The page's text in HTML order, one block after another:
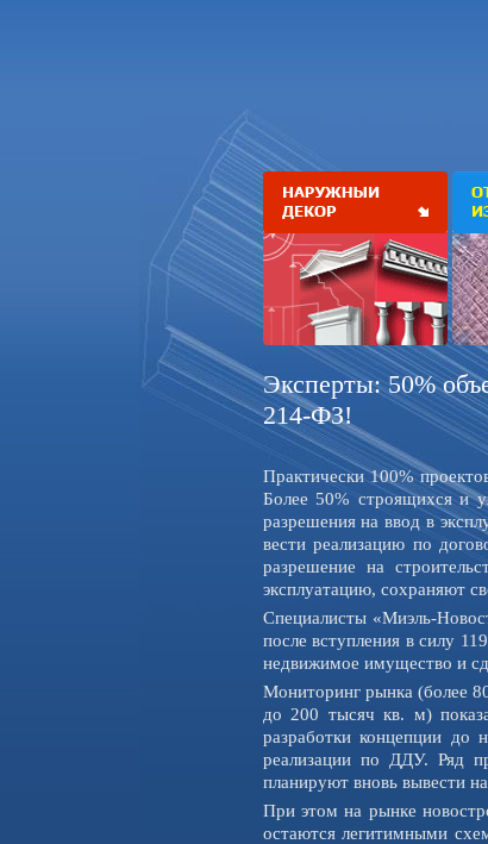
Эксперты: 50%
214-ФЗ!
Практически 100%
Более 50% строящихся и
разрешения на ввод в
вести реализацию по
разрешение на
эксплуатацию, сохраняют
Специалисты «Миэль-
после вступления в силу
недвижимое имущество и
Мониторинг рынка (более
до 200 тысяч кв. м)
разработки концепции до
реализации по ДДУ. Ряд
планируют вновь вывести
При этом на рынке
остаются легитимными